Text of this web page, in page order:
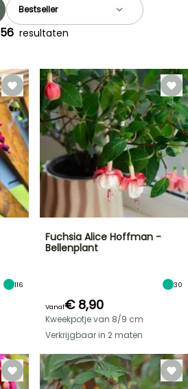
56 resultaten
116
Fuchsia Alice Hoffman -
Bellenplant
30
Vanaf€ 8,90
Kweekpotje van 8/9 cm
Verkrijgbaar in 2 maten